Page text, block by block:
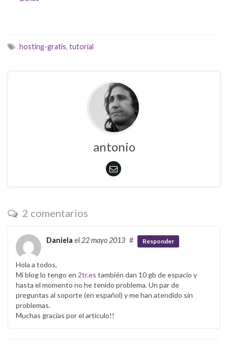
hosting-gratis, tutorial
antonio
2 comentarios
Daniela el 22 mayo 2013 # Responder
Hola a todos,
Mi blog lo tengo en 2tr.es también dan 10 gb de espacio y
hasta el momento no he tenido problema. Un par de
preguntas al soporte (en español) y me han atendido sin
problemas.
Muchas gracias por el artículo!!